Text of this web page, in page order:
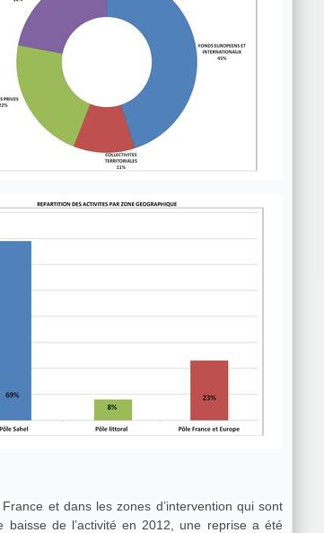
et dans les zones d’intervention qui sont
baisse de l’activité en 2012, une reprise a été